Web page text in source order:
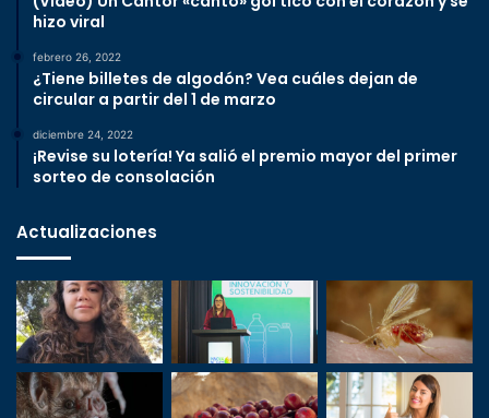
hizo viral
febrero 26, 2022
¿Tiene billetes de algodón? Vea cuáles dejan de
circular a partir del 1 de marzo
diciembre 24, 2022
¡Revise su lotería! Ya salió el premio mayor del primer
sorteo de consolación
Actualizaciones